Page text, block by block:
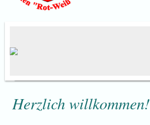
Herzlich willkommen!